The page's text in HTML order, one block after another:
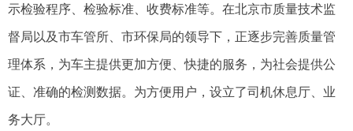
示检验程序、检验标准、收费标准等。在北京市质量技术监
督局以及市车管所、市环保局的领导下，正逐步完善质量管
理体系，为车主提供更加方便、快捷的服务，为社会提供公
证、准确的检测数据。为方便用户，设立了司机休息厅、业
务大厅。